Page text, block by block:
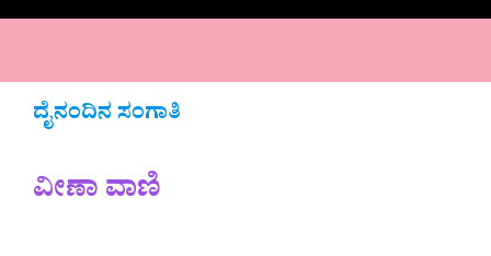
ದೈನಂದಿನ ಸಂಗಾತಿ
ವೀಣಾ ವಾಣಿ